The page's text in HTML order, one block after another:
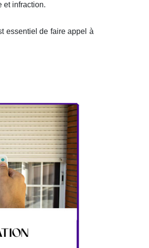
et infraction.
essentiel de faire appel à